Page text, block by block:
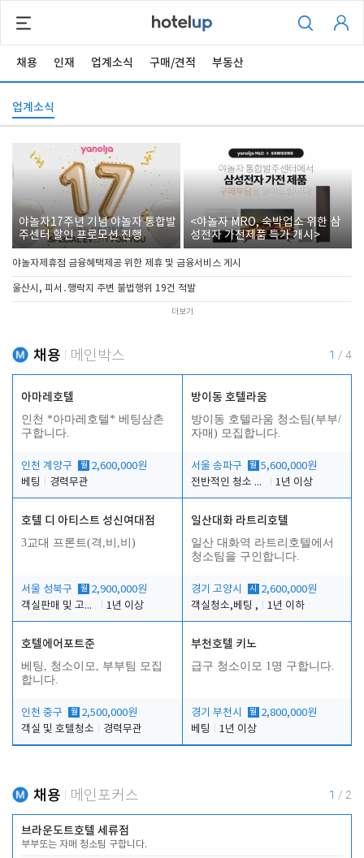
채용 인재 업계소식 구매/견적 부동산
업계소식
야놀자17주년 기념 야놀자 통합발
주센터 할인 프로모션 진행
<야놀자 MRO, 숙박업소 위한 삼
성전자 가전제품 특가 개시>
야놀자제휴점 금융혜택제공 위한 제휴 및 금융서비스 게시
울산시, 피서․행락지 주변 불법행위 19건 적발
더보기
채용 메인박스 1 / 4
아마레호텔
인천 *아마레호텔* 베팅삼촌
구합니다.
인천 계양구 월 2,600,000원
베팅
경력무관
방이동 호텔라움
방이동 호텔라움 청소팀(부부/
자매) 모집합니다.
서울 송파구 월 5,600,000원
전반적인 청소 업무(객실청소.객실정리)
1년 이상
호텔 디 아티스트 성신여대점
3교대 프론트(격,비,비)
서울 성북구 월 2,900,000원
객실판매 및 고객응대
1년 이상
일산대화 라트리호텔
일산 대화역 라트리호텔에서
청소팀을 구인합니다.
경기 고양시 시
2,600,000원
객실청소,베팅 ,
1년 이하
호텔에어포트준
베팅, 청소이모, 부부팀 모집
합니다.
인천 중구 월 2,500,000원
객실 및 호텔청소
경력무관
부천호텔 키노
급구 청소이모 1명 구합니다.
경기 부천시 월 2,800,000원
베팅
1년 이상
채용 메인포커스 1 / 2
브라운도트호텔 세류점
부부또는 자매 청소팀 구합니다.